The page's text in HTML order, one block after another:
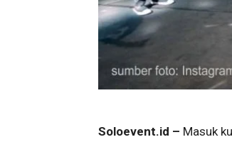
Soloevent.id – Masuk